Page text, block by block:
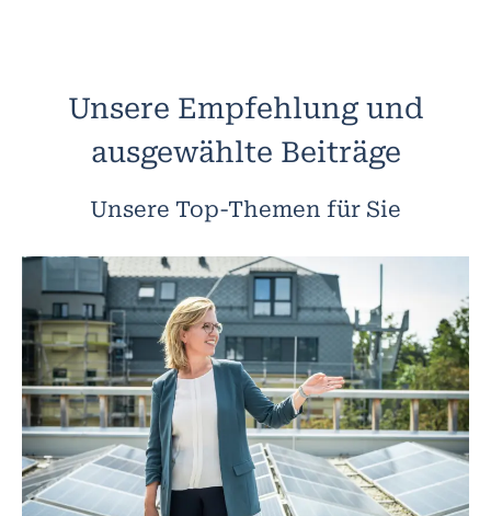
Unsere Empfehlung und
ausgewählte Beiträge
Unsere Top-Themen für Sie